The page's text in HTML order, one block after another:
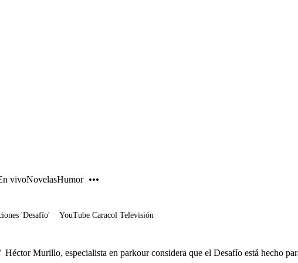
vivoNovelasHumor
'Desafío' YouTube Caracol Televisión
Héctor Murillo, especialista en parkour considera que el Desafío está hecho